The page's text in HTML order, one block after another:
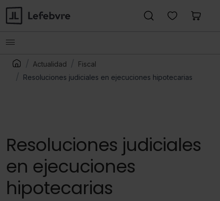
Actualidad
Fiscal
Resoluciones judiciales en ejecuciones hipotecarias
Resoluciones judiciales
en ejecuciones
hipotecarias